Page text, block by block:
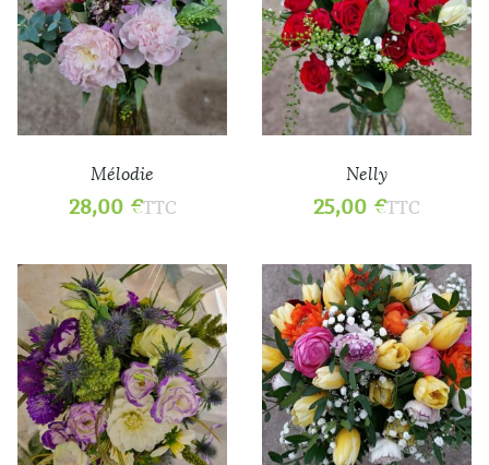
Mélodie
28,00 €TTC
Nelly
25,00 €TTC